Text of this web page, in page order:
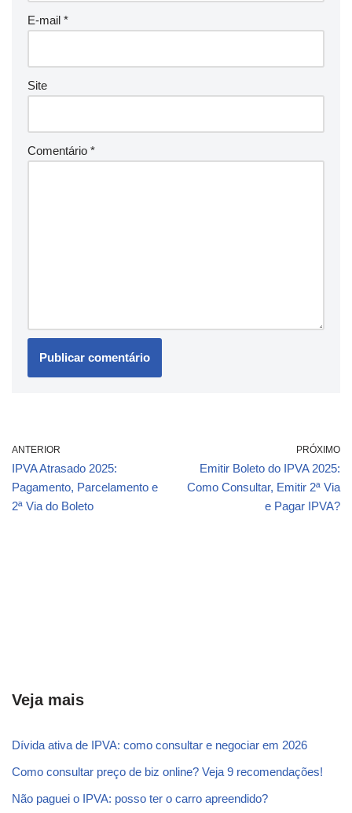
E-mail *
Site
Comentário *
ANTERIOR
IPVA Atrasado 2025:
Pagamento, Parcelamento e
2ª Via do Boleto
PRÓXIMO
Emitir Boleto do IPVA 2025:
Como Consultar, Emitir 2ª Via
e Pagar IPVA?
Veja mais
Dívida ativa de IPVA: como consultar e negociar em 2026
Como consultar preço de biz online? Veja 9 recomendações!
Não paguei o IPVA: posso ter o carro apreendido?